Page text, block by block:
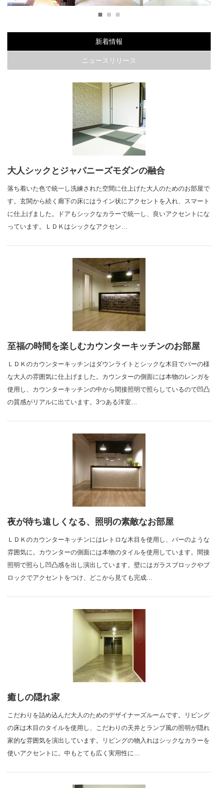
ス
ダークカラー×パステルカラーでツンデレなお部屋
うずまき模様が可愛いお部屋
大胆なクロスを使用したシティ
白とブルーで統一したス
Ｏｌｄ Ｎｅｗ Ｙｏｒ
ｋ ｓｔｙｌｅ
海外のホテルの様なラグ
1 2
新着情報
ニュースリリース
大人シックとジャパニーズモダンの融合
落ち着いた色で統一し洗練された空間に仕上げた大人のためのお部屋で
す。玄関から続く廊下の床にはライン状にアクセントを入れ、スマート
に仕上げました。ドアもシックなカラーで統一し、良いアクセントにな
っています。ＬＤＫはシックなアクセン…
至福の時間を楽しむカウンターキッチンのお部屋
ＬＤＫのカウンターキッチンはダウンライトとシックな木目でバーの様
な大人の雰囲気に仕上げました。カウンターの側面には本物のレンガを
使用し、カウンターキッチンの中から間接照明で照らしているので凹凸
の質感がリアルに出ています。3つある洋室…
夜が待ち遠しくなる、照明の素敵なお部屋
ＬＤＫのカウンターキッチンにはレトロな木目を使用し、バーのような
雰囲気に。カウンターの側面には本物のタイルを使用しています。間接
照明で照らし凹凸感を出し演出しています。壁にはガラスブロックやブ
ロックでアクセントをつけ、どこから見ても完成…
癒しの隠れ家
こだわりを詰め込んだ大人のためのデザイナーズルームです。リビング
の床は木目のタイルを使用し、こだわりの天井とランプ風の照明が隠れ
家的な雰囲気を演出しています。リビングの物入れはシックなカラーを
使いアクセントに。中もとても広く実用性に…